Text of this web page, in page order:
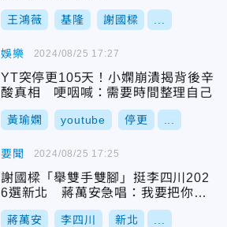
王鴻薇 基隆 謝國樑
娛樂
YT突停更105天！小嫻崩潰揭背後辛
酸真相 哽咽喊：需要時間整理自己
黃瑜嫻 youtube 停更
2024/08/25 17:27
要聞
謝國樑「舉雙手雙腳」挺李四川202
6選新北 蔣萬安急唱：我要把你攬
牢牢
蔣萬安 李四川 新北
2024/08/25 17:25